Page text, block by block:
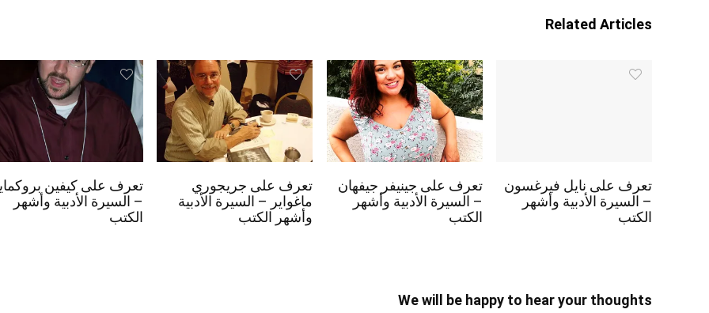
Related Articles
تعرف على نايل فيرغسون
– السيرة الأدبية وأشهر
الكتب
تعرف على جينيفر جيفهان
– السيرة الأدبية وأشهر
الكتب
تعرف على جريجوري
ماغواير – السيرة الأدبية
وأشهر الكتب
تعرف على كيفين
– السيرة الأدبية وأشهر
الكتب
We will be happy to hear your thoughts